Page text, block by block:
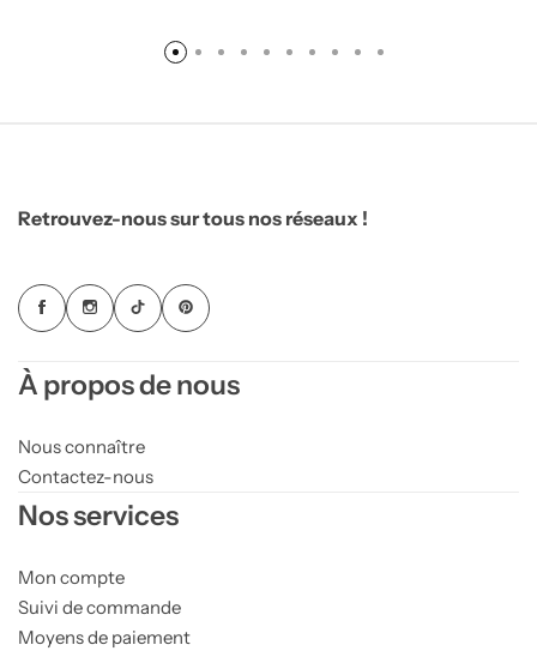
Retrouvez-nous sur tous nos réseaux !
À propos de nous
Nous connaître
Contactez-nous
Nos services
Mon compte
Suivi de commande
Moyens de paiement